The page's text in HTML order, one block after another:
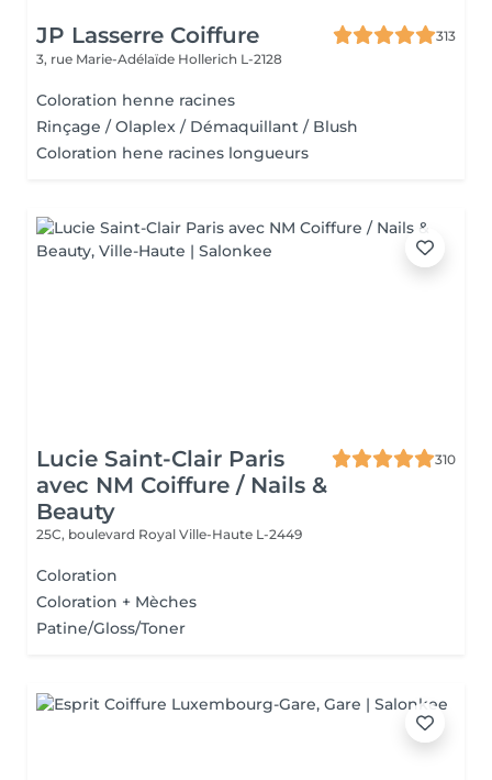
JP Lasserre Coiffure
313
3, rue Marie-Adélaïde Hollerich L-2128
Coloration henne racines
Rinçage / Olaplex / Démaquillant / Blush
Coloration hene racines longueurs
Lucie Saint-Clair Paris
avec NM Coiffure / Nails &
Beauty
310
25C, boulevard Royal Ville-Haute L-2449
Coloration
Coloration + Mèches
Patine/Gloss/Toner